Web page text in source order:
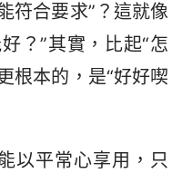
符合要求”？這就像
？”其實，比起“怎
根本的，是“好好喫
以平常心享用，只